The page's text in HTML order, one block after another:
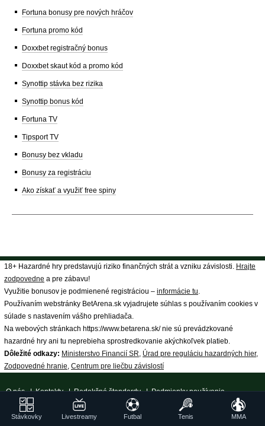
Fortuna bonusy pre nových hráčov
Fortuna promo kód
Doxxbet registračný bonus
Doxxbet skaut kód a promo kód
Synottip stávka bez rizika
Synottip bonus kód
Fortuna TV
Tipsport TV
Bonusy bez vkladu
Bonusy za registráciu
Ako získať a využiť free spiny
18+ Hazardné hry predstavujú riziko finančných strát a vzniku závislosti. Hrajte
zodpovedne a pre zábavu!
Využitie bonusov je podmienené registráciou – informácie tu.
Používaním webstránky BetArena.sk vyjadrujete súhlas s používaním cookies v
súlade s nastavením vášho prehliadača.
Na webových stránkach https://www.betarena.sk/ nie sú prevádzkované
hazardné hry ani tu neprebieha sprostredkovanie akýchkoľvek platieb.
Dôležité odkazy: Ministerstvo Financií SR, Úrad pre reguláciu hazardných hier,
Zodpovedné hranie, Centrum pre liečbu závislostí
O nás|Kontakty|Redakčné štandardy|Podmienky používania
Spracovanie osobných údajov 18+ Zodpovedné hranie
GTO Solutions, s.r.o.
Stávkovky Livestreamy Futbal Tenis MMA